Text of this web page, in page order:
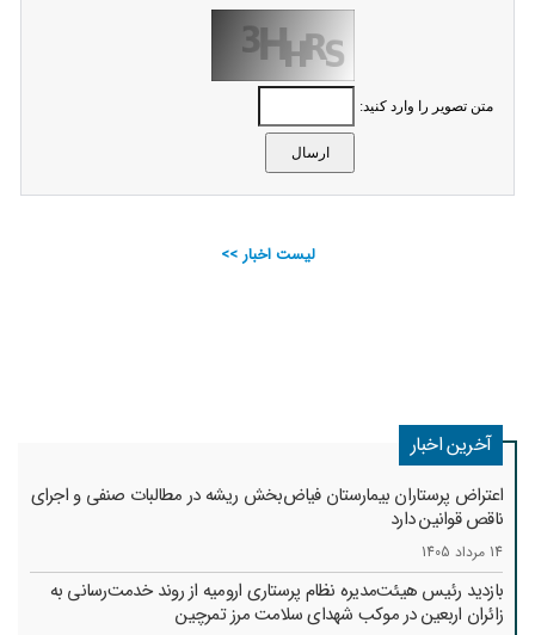
متن تصویر را وارد کنید:
لیست اخبار >>
آخرین اخبار
اعتراض پرستاران بیمارستان فیاض‌بخش ریشه در مطالبات صنفی و اجرای
ناقص قوانین دارد
14 مرداد 1405
بازدید رئیس هیئت‌مدیره نظام پرستاری ارومیه از روند خدمت‌رسانی به
زائران اربعین در موکب شهدای سلامت مرز تمرچین